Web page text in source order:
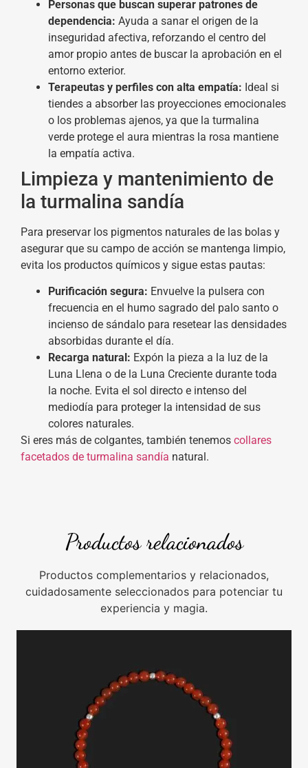
Personas que buscan superar patrones de
dependencia: Ayuda a sanar el origen de la
inseguridad afectiva, reforzando el centro del
amor propio antes de buscar la aprobación en el
entorno exterior.
Terapeutas y perfiles con alta empatía: Ideal si
tiendes a absorber las proyecciones emocionales
o los problemas ajenos, ya que la turmalina
verde protege el aura mientras la rosa mantiene
la empatía activa.
Limpieza y mantenimiento de
la turmalina sandía
Para preservar los pigmentos naturales de las bolas y
asegurar que su campo de acción se mantenga limpio,
evita los productos químicos y sigue estas pautas:
Purificación segura: Envuelve la pulsera con
frecuencia en el humo sagrado del palo santo o
incienso de sándalo para resetear las densidades
absorbidas durante el día.
Recarga natural: Expón la pieza a la luz de la
Luna Llena o de la Luna Creciente durante toda
la noche. Evita el sol directo e intenso del
mediodía para proteger la intensidad de sus
colores naturales.
Si eres más de colgantes, también tenemos collares
facetados de turmalina sandía natural.
Productos relacionados
Productos complementarios y relacionados,
cuidadosamente seleccionados para potenciar tu
experiencia y magia.